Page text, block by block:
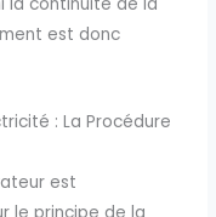
est donc
: La Procédure
est